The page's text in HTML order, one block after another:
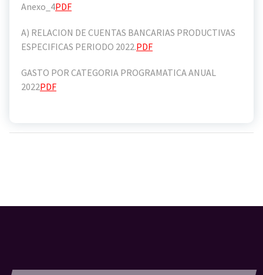
Anexo_4PDF
A) RELACION DE CUENTAS BANCARIAS PRODUCTIVAS
ESPECIFICAS PERIODO 2022.PDF
GASTO POR CATEGORIA PROGRAMATICA ANUAL
2022PDF